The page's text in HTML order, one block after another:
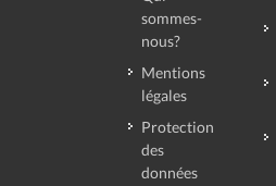
sommes-
nous?
Mentions
légales
Protection
des
données